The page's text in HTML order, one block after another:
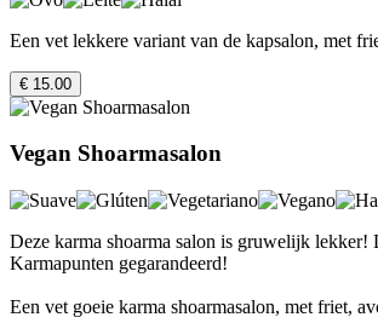
Een vet lekkere variant van de kapsalon, met
€ 15.00
Vegan Shoarmasalon
Deze karma shoarma salon is gruwelijk lekker!
Karmapunten gegarandeerd!
Een vet goeie karma shoarmasalon, met friet,